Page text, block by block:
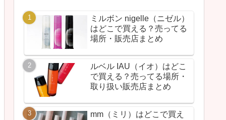
ミルボン nigelle（ニゼル）
はどこで買える？売ってる
場所・販売店まとめ
ルベル IAU（イオ）はどこ
で買える？売ってる場所・
取り扱い販売店まとめ
mm（ミリ）はどこで買え